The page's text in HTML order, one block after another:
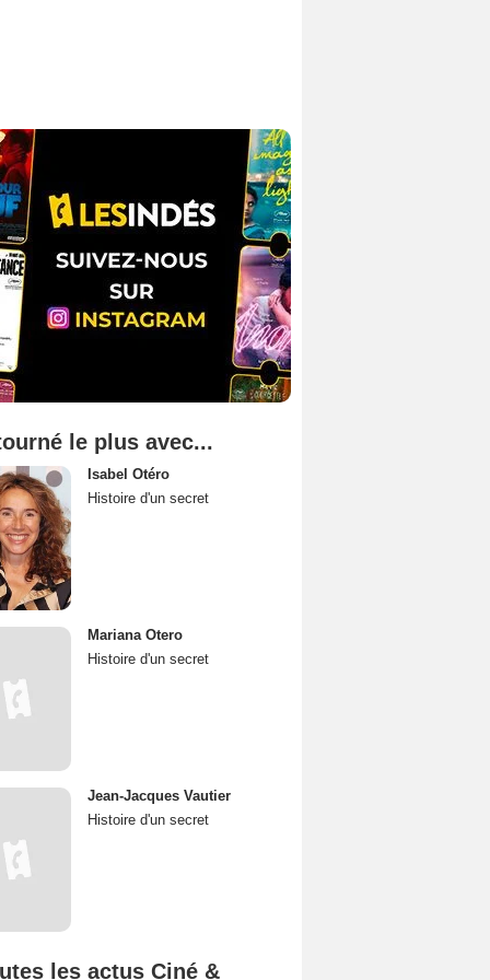
le plus avec...
Isabel Otéro
Histoire d'un secret
Mariana Otero
Histoire d'un secret
Jean-Jacques Vautier
Histoire d'un secret
les actus Ciné &